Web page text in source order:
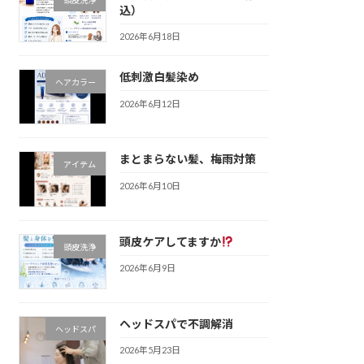
込）
2026年6月18日
ヘアカラー 低刺激白髪染め
2026年6月12日
アイテム まとまらない髪、梅雨対策
2026年6月10日
頭皮洗浄 頭皮ケアしてますか
2026年6月9日
ヘッドスパ ヘッドスパで不調解消
2026年5月23日